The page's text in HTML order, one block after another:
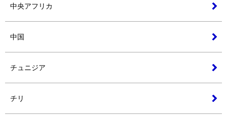
中央アフリカ
中国
チュニジア
チリ